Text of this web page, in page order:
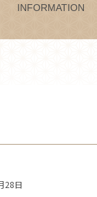
INFORMATION
28日